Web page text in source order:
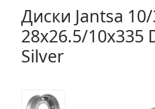
Диски Jantsa
28x26.5/10x335
Silver